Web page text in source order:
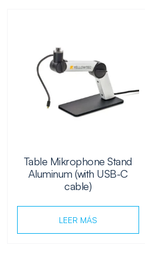
Table Mikrophone Stand
Aluminum (with USB-C
cable)
LEER MÁS